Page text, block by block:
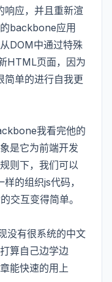
应，并且重新渲
backbone应用
DOM中通过特殊
HTML页面，因为
单的进行自我更
我看完他的
是它为前端开发
则下，我们可以
的组织js代码，
交互变得简单。
没有很系统的中文
算自己边学边
能快速的用上